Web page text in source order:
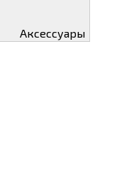
Аксессуары